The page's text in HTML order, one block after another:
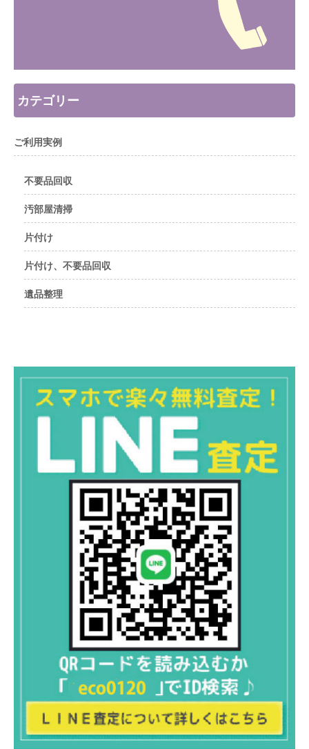
カテゴリー
ご利用実例
不要品回収
汚部屋清掃
片付け
片付け、不要品回収
遺品整理